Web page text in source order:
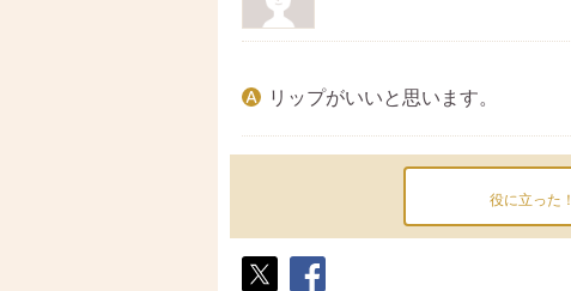
リップがいいと思います。
役に立った！